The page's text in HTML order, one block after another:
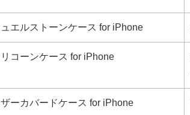
ュエルストーンケース for iPhone
リコーンケース for iPhone
ザーカバードケース for iPhone